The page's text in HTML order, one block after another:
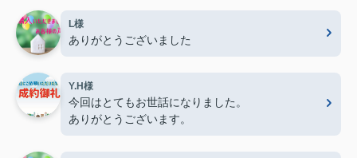
L様
ありがとうございました
Y.H様
今回はとてもお世話になりました。
ありがとうございます。